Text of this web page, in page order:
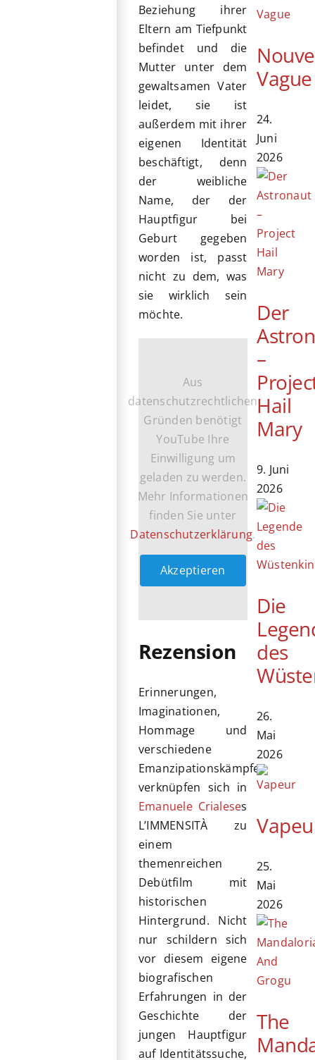
Beziehung ihrer
Eltern am Tiefpunkt
befindet und die
Mutter unter dem
gewaltsamen Vater
leidet, sie ist
außerdem mit ihrer
eigenen Identität
beschäftigt, denn
der weibliche
Name, der der
Hauptfigur bei
Geburt gegeben
worden ist, passt
nicht zu dem, was
sie wirklich sein
möchte.
Aus
datenschutzrechtlichen
Gründen benötigt
YouTube Ihre
Einwilligung um
geladen zu werden.
Mehr Informationen
finden Sie unter
Datenschutzerklärung.
Akzeptieren
Rezension
Erinnerungen,
Imaginationen,
Hommage und
verschiedene
Emanzipationskämpfe
verknüpfen sich in
Emanuele Crialeses
L’IMMENSITÀ zu
einem
themenreichen
Debütfilm mit
historischen
Hintergrund. Nicht
nur schildern sich
vor diesem eigene
biografischen
Erfahrungen in der
Geschichte der
jungen Hauptfigur
auf Identitätssuche,
Vague
24.
Juni
2026
Der
–
Hail
Mary
9. Juni
2026
Die
des
26.
Mai
2026
25.
Mai
2026
The